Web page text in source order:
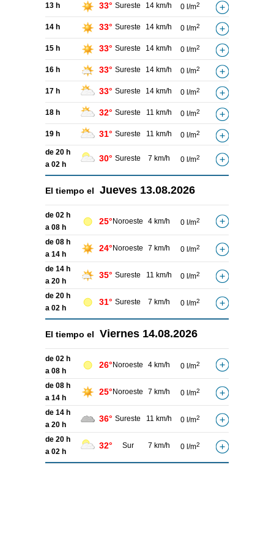
13 h 33° Sureste 14 km/h 0 l/m2
14 h 33° Sureste 14 km/h 0 l/m2
15 h 33° Sureste 14 km/h 0 l/m2
16 h 33° Sureste 14 km/h 0 l/m2
17 h 33° Sureste 14 km/h 0 l/m2
18 h 32° Sureste 11 km/h 0 l/m2
19 h 31° Sureste 11 km/h 0 l/m2
de 20 h
a 02 h
30° Sureste 7 km/h 0 l/m2
El tiempo el Jueves 13.08.2026
de 02 h
a 08 h
25° Noroeste 4 km/h 0 l/m2
de 08 h
a 14 h
24° Noroeste 7 km/h 0 l/m2
de 14 h
a 20 h
35° Sureste 11 km/h 0 l/m2
de 20 h
a 02 h
31° Sureste 7 km/h 0 l/m2
El tiempo el Viernes 14.08.2026
de 02 h
a 08 h
26° Noroeste 4 km/h 0 l/m2
de 08 h
a 14 h
25° Noroeste 7 km/h 0 l/m2
de 14 h
a 20 h
36° Sureste 11 km/h 0 l/m2
de 20 h
a 02 h
32° Sur 7 km/h 0 l/m2